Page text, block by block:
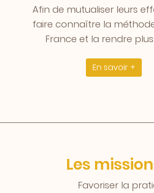
Afin de mutualiser leurs
faire connaître la
France et la rendre
En savoir +
Les
Favoriser la